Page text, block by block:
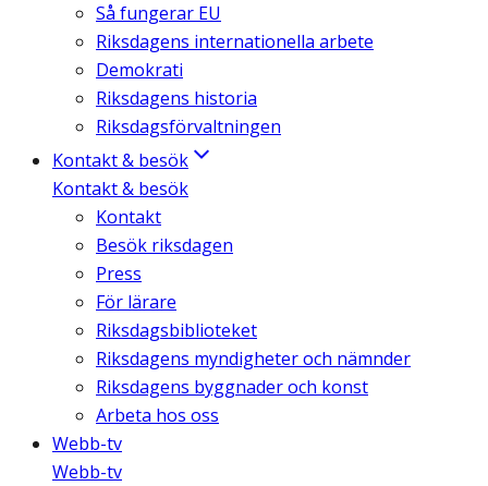
Så fungerar EU
Riksdagens internationella arbete
Demokrati
Riksdagens historia
Riksdagsförvaltningen
Kontakt & besök
Kontakt & besök
Kontakt
Besök riksdagen
Press
För lärare
Riksdagsbiblioteket
Riksdagens myndigheter och nämnder
Riksdagens byggnader och konst
Arbeta hos oss
Webb-tv
Webb-tv